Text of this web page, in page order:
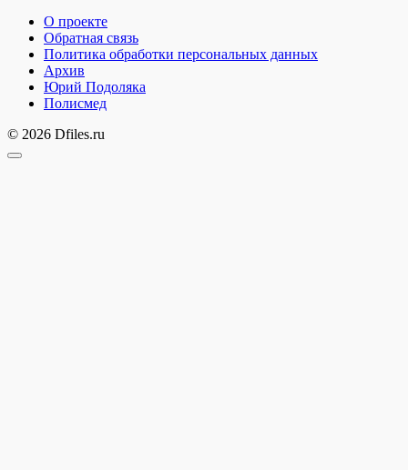
О проекте
Обратная связь
Политика обработки персональных данных
Архив
Юрий Подоляка
Полисмед
© 2026 Dfiles.ru